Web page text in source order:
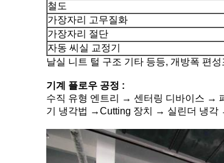
철도
가장자리 고무질화
가장자리 절단
자동 씨실 교정기
날실 니트 털 구조 기타 등등, 개방폭 편
기계 플로우 공정 :
수직 유형 엔트리 → 센터링 디바이스 →
기 냉각법 →Cutting 장치 → 실린더 냉각